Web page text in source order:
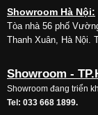
Showroom Hà Nội:
Tòa nhà 56 phố
Thanh Xuân, Hà Nội.
Showroom -
Showroom đang triển
Tel: 033 668 1899.